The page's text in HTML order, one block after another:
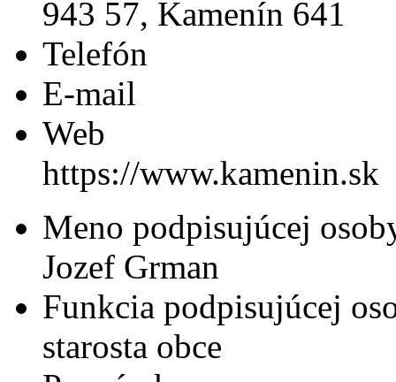
943 57, Kamenín 641
Telefón
E-mail
Web
https://www.kamenin.sk
Meno podpisujúcej
Jozef Grman
Funkcia podpisujúcej
starosta obce